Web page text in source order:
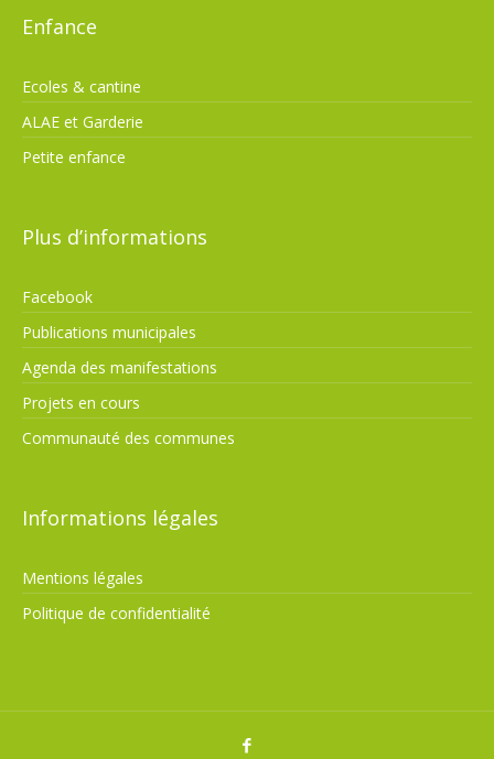
Enfance
Ecoles & cantine
ALAE et Garderie
Petite enfance
Plus d’informations
Facebook
Publications municipales
Agenda des manifestations
Projets en cours
Communauté des communes
Informations légales
Mentions légales
Politique de confidentialité